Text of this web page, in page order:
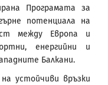
Програмата за
потенциала на
между Европа и
енергийни и
Балкани.
устойчиви връзки